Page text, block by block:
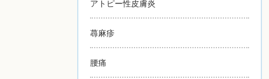
アトピー性皮膚炎
蕁麻疹
腰痛